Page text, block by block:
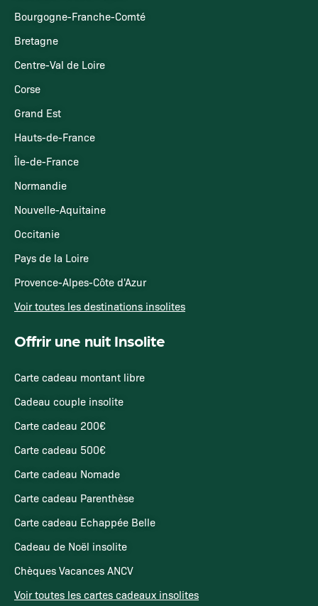
Bourgogne-Franche-Comté
Bretagne
Centre-Val de Loire
Corse
Grand Est
Hauts-de-France
Île-de-France
Normandie
Nouvelle-Aquitaine
Occitanie
Pays de la Loire
Provence-Alpes-Côte d'Azur
Voir toutes les destinations insolites
Offrir une nuit Insolite
Carte cadeau montant libre
Cadeau couple insolite
Carte cadeau 200€
Carte cadeau 500€
Carte cadeau Nomade
Carte cadeau Parenthèse
Carte cadeau Echappée Belle
Cadeau de Noël insolite
Chèques Vacances ANCV
Voir toutes les cartes cadeaux insolites